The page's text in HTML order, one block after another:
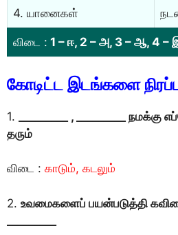
4. யானைகள்
விடை : 1 – ஈ, 2 – அ, 3 – ஆ, 4 –
கோடிட்ட இடங்களை
1. , _________ நமக்கு
தரும்
விடை : காடும், கடலும்
2. உவமைகளைப் பயன்படுத்தி